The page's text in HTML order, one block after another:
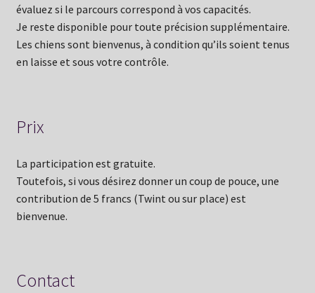
évaluez si le parcours correspond à vos capacités.
Je reste disponible pour toute précision supplémentaire.
Les chiens sont bienvenus, à condition qu’ils soient tenus
en laisse et sous votre contrôle.
Prix
La participation est gratuite.
Toutefois, si vous désirez donner un coup de pouce, une
contribution de 5 francs (Twint ou sur place) est
bienvenue.
Contact